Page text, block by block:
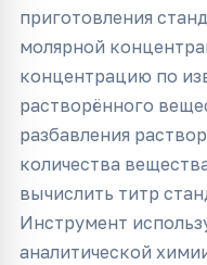
приготовления
молярной
концентрацию по
растворённого
разбавления
количества
вычислить титр
Инструмент
аналитической